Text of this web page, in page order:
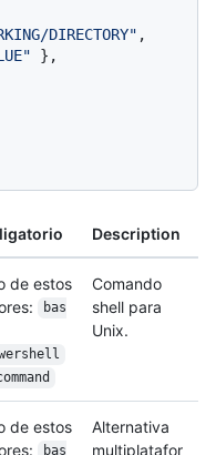
DIRECTORY" ,
} ,
Description
de estos
bas
Comando
shell para
Unix.
de estos
bas
Alternativa
multiplatafor